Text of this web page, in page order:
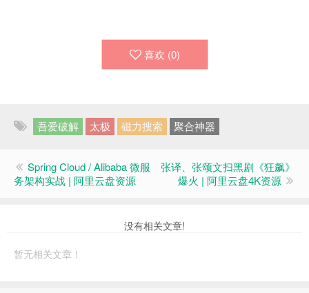
喜欢 (0)
吾爱破解 太极 磁力搜索 聚合神器
Spring Cloud / Alibaba 微服
务架构实战 | 阿里云盘资源
张译、张颂文扫黑剧《狂飙》
爆火 | 阿里云盘4K资源
没有相关文章!
暂无相关文章！